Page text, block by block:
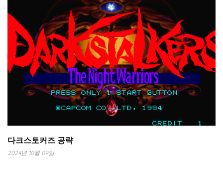
다크스토커즈 공략
2024년 10월 09일